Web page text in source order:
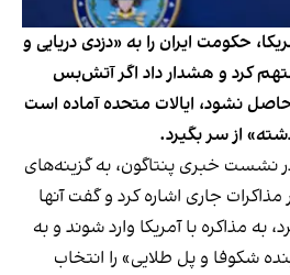
حکومت ایران را به «دزدی دریایی و
کرد و هشدار داد اگر آتش‌بس
حاصل نشود، ایالات متحده آماده است
از سر بگیرد.
فروردین در نشست خبری پنتاگون، به گزینه‌های
جاری اشاره کرد و گفت آنها
به مذاکره با آمریکا وارد شوند و به
شکوفا و پل طلایی» را انتخاب